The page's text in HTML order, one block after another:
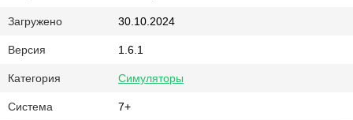
Загружено 30.10.2024
Версия 1.6.1
Категория Симуляторы
Система 7+